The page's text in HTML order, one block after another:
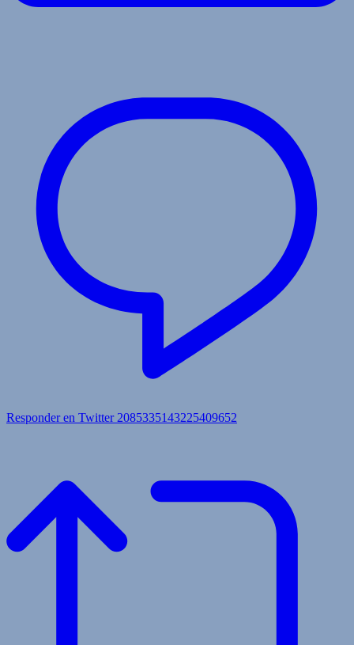
Responder en Twitter 2085335143225409652